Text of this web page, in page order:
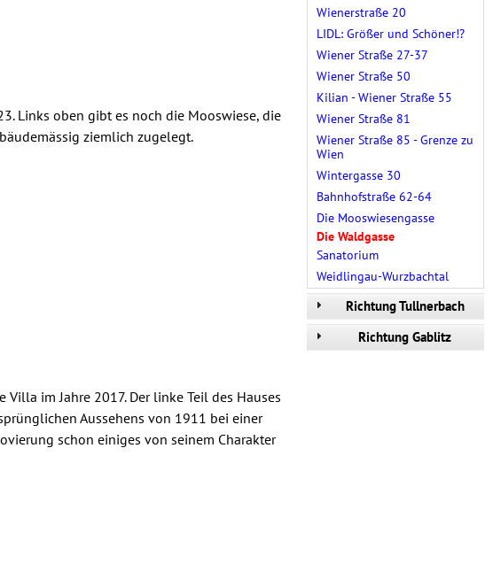
Wienerstraße 20
LIDL: Größer und Schöner!?
Wiener Straße 27-37
Wiener Straße 50
Kilian - Wiener Straße 55
Wiener Straße 81
Wiener Straße 85 - Grenze zu
Wien
Wintergasse 30
Bahnhofstraße 62-64
Die Mooswiesengasse
Die Waldgasse
Sanatorium
Weidlingau-Wurzbachtal
Richtung Tullnerbach
Richtung Gablitz
Links oben gibt es noch die Mooswiese, die
ziemlich zugelegt.
Villa im Jahre 2017. Der linke Teil des Hauses
Aussehens von 1911 bei einer
schon einiges von seinem Charakter